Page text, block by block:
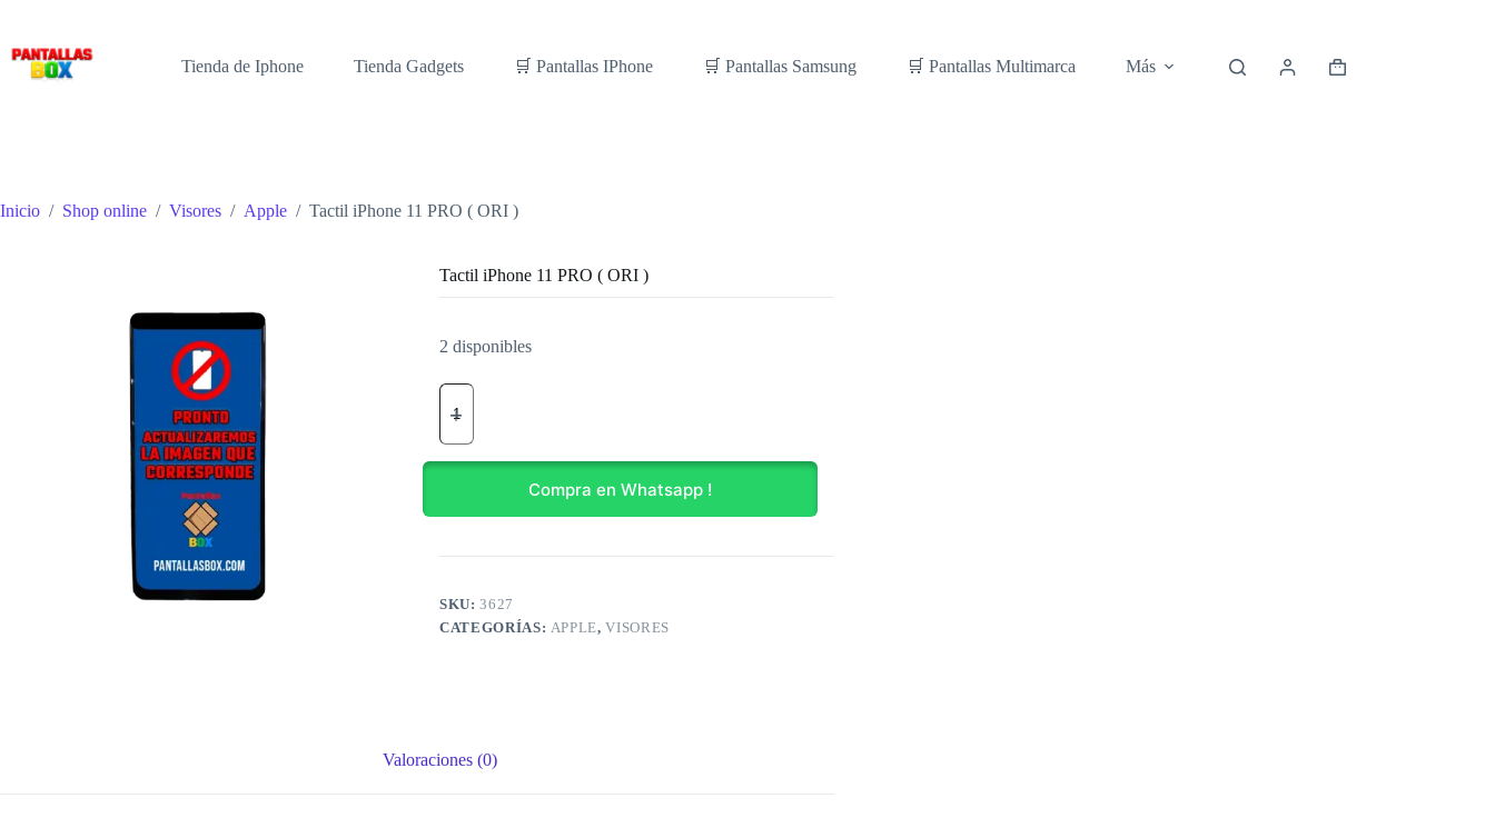
contenido
Tienda de Iphone
Tienda Gadgets 🛒 Pantallas IPhone 🛒 Pantallas Samsung 🛒 Pantallas Multimarca Más
Carro
Inicio / Shop online / Visores / Apple / Tactil iPhone 11 PRO ( ORI )
Tactil iPhone 11 PRO ( ORI )
2 disponibles
Tactil
iPhone
PRO
(
Compra en Whatsapp !
SKU:3627
CATEGORÍAS: APPLE,VISORES
Valoraciones (0)